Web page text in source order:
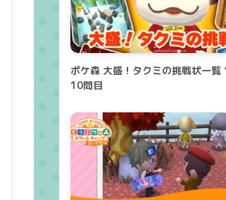
ポケ森 大盛！タクミの挑戦状一覧
10問目